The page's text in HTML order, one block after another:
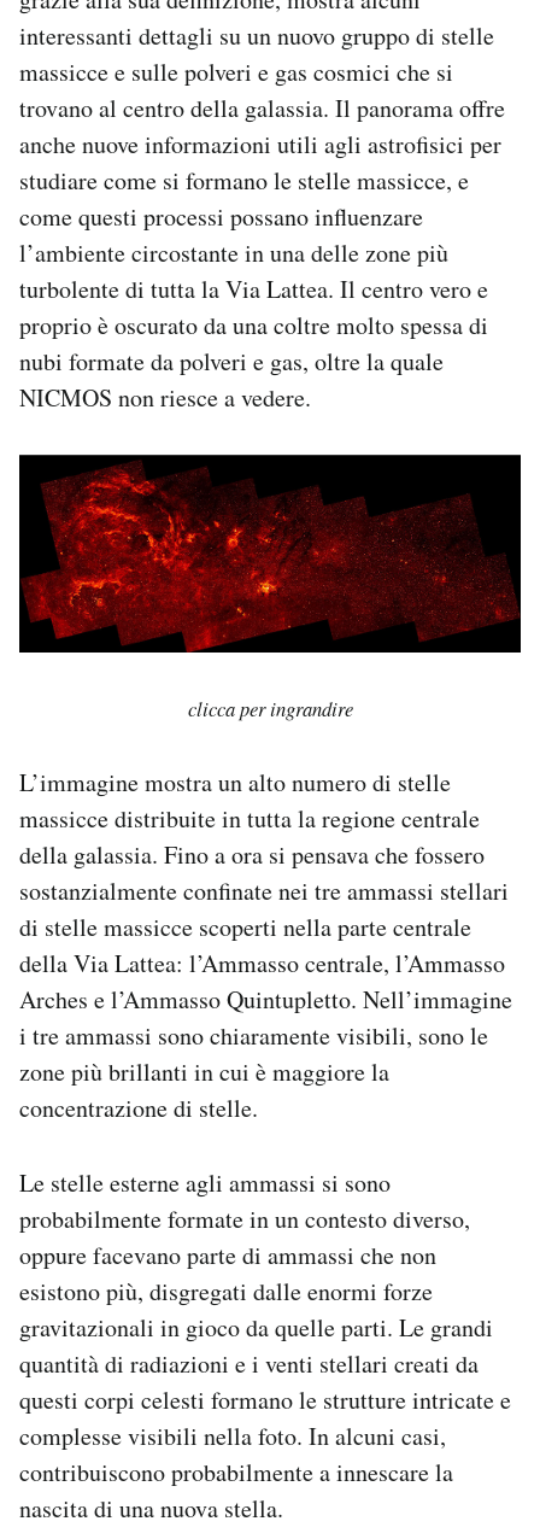
interessanti dettagli su un nuovo gruppo di stelle
massicce e sulle polveri e gas cosmici che si
trovano al centro della galassia. Il panorama offre
anche nuove informazioni utili agli astrofisici per
studiare come si formano le stelle massicce, e
come questi processi possano influenzare
l’ambiente circostante in una delle zone più
turbolente di tutta la Via Lattea. Il centro vero e
proprio è oscurato da una coltre molto spessa di
nubi formate da polveri e gas, oltre la quale
NICMOS non riesce a vedere.
clicca per ingrandire
L’immagine mostra un alto numero di stelle
massicce distribuite in tutta la regione centrale
della galassia. Fino a ora si pensava che fossero
sostanzialmente confinate nei tre ammassi stellari
di stelle massicce scoperti nella parte centrale
della Via Lattea: l’Ammasso centrale, l’Ammasso
Arches e l’Ammasso Quintupletto. Nell’immagine
i tre ammassi sono chiaramente visibili, sono le
zone più brillanti in cui è maggiore la
concentrazione di stelle.
Le stelle esterne agli ammassi si sono
probabilmente formate in un contesto diverso,
oppure facevano parte di ammassi che non
esistono più, disgregati dalle enormi forze
gravitazionali in gioco da quelle parti. Le grandi
quantità di radiazioni e i venti stellari creati da
questi corpi celesti formano le strutture intricate e
complesse visibili nella foto. In alcuni casi,
contribuiscono probabilmente a innescare la
nascita di una nuova stella.